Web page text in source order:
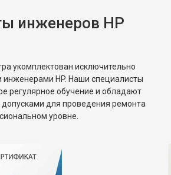
инженеров HP
укомплектован исключительно
HP. Наши специалисты
регулярное обучение и обладают
для проведения ремонта
уровне.